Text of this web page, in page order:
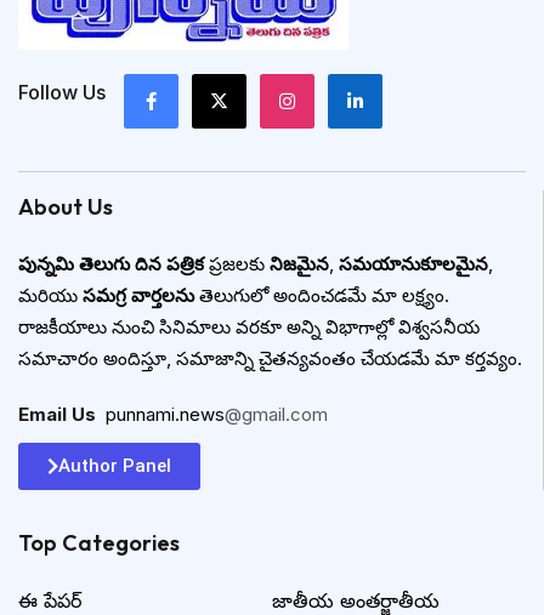
Follow Us
About Us
పున్నమి తెలుగు దిన పత్రికప్రజలకు నిజమైన, సమయానుకూలమైన,
మరియు సమగ్ర వార్తలనుతెలుగులో అందించడమే మా లక్ష్యం.
రాజకీయాలు నుంచి సినిమాలు వరకూ అన్ని విభాగాల్లో విశ్వసనీయ
సమాచారం అందిస్తూ, సమాజాన్ని చైతన్యవంతం చేయడమే మా కర్తవ్యం.
Email Us punnami.news@gmail.com
Author Panel
Top Categories​
ఈ పేపర్ జాతీయ అంతర్జాతీయ